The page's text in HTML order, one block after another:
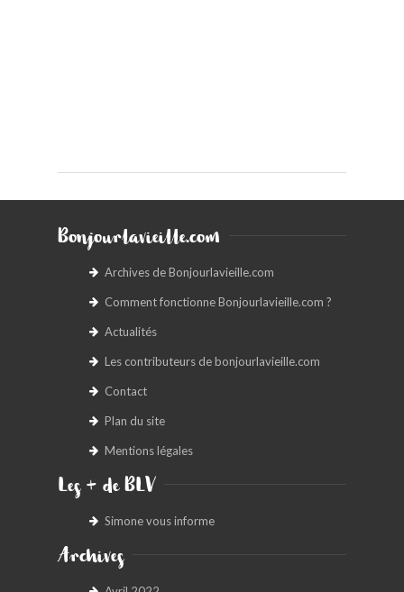
Bonjourlavieille.com
Archives de Bonjourlavieille.com
Comment fonctionne Bonjourlavieille.com ?
Actualités
Les contributeurs de bonjourlavieille.com
Contact
Plan du site
Mentions légales
Les + de BLV
Simone vous informe
Archives